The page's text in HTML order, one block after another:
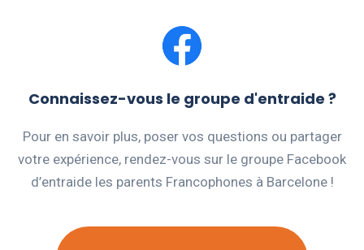
Connaissez-vous le groupe d'entraide ?
Pour en savoir plus, poser vos questions ou partager
votre expérience, rendez-vous sur le groupe Facebook
d’entraide les parents Francophones à Barcelone !